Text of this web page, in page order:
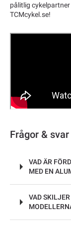
pålitlig
TCMcykel.se!
Frågor &
VAD ÄR
MED EN
VAD